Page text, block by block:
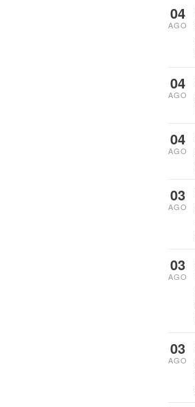
04
AGO
04
AGO
04
AGO
03
AGO
03
AGO
03
AGO